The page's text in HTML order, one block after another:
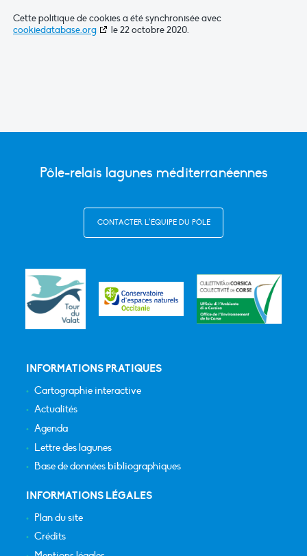
Cette politique de cookies a été synchronisée avec
cookiedatabase.org
le 22 octobre 2020.
Pôle-relais lagunes méditerranéennes
CONTACTER L’ÉQUIPE DU PÔLE
INFORMATIONS PRATIQUES
Cartographie interactive
Actualités
Agenda
Lettre des lagunes
Base de données bibliographiques
INFORMATIONS LÉGALES
Plan du site
Crédits